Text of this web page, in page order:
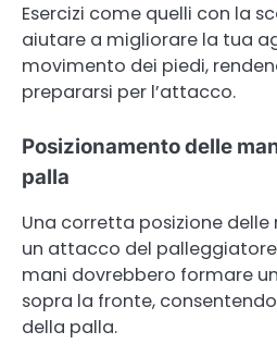
Esercizi come quelli con la
aiutare a migliorare la tua
movimento dei piedi,
prepararsi per l’attacco.
Posizionamento delle
palla
Una corretta posizione
un attacco del palleggiatore
mani dovrebbero formare
sopra la fronte,
della palla.